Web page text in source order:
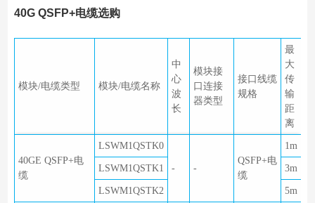
40G QSFP+电缆选购
模块/电缆类型 模块/电缆名称
中
心
波
长
模块接
口连接
器类型
接口线缆
规格
最
大
传
输
距
离
40GE QSFP+电
缆
LSWM1QSTK0
- -
QSFP+电
缆
1m
LSWM1QSTK1 3m
LSWM1QSTK2 5m